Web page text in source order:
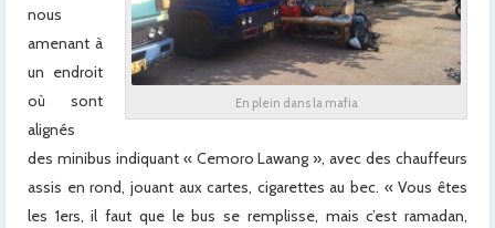
En plein dans la mafia
nous
amenant à
un endroit
où sont
alignés
des minibus indiquant « Cemoro Lawang », avec des chauffeurs
assis en rond, jouant aux cartes, cigarettes au bec. « Vous êtes
les 1ers, il faut que le bus se remplisse, mais c’est ramadan,